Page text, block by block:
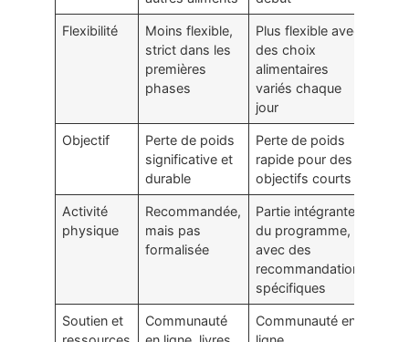
Flexibilité
Moins flexible,
strict dans les
premières
phases
Plus flexible avec
des choix
alimentaires
variés chaque
jour
Objectif
Perte de poids
significative et
durable
Perte de poids
rapide pour des
objectifs courts
Activité
physique
Recommandée,
mais pas
formalisée
Partie intégrante
du programme,
avec des
recommandations
spécifiques
Soutien et
Communauté
Communauté en